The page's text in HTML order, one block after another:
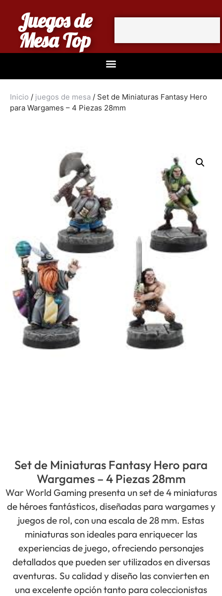
Juegos de
Mesa Top
Inicio / juegos de mesa / Set de Miniaturas Fantasy Hero
para Wargames – 4 Piezas 28mm
Set de Miniaturas Fantasy Hero para
Wargames – 4 Piezas 28mm
War World Gaming presenta un set de 4 miniaturas
de héroes fantásticos, diseñadas para wargames y
juegos de rol, con una escala de 28 mm. Estas
miniaturas son ideales para enriquecer las
experiencias de juego, ofreciendo personajes
detallados que pueden ser utilizados en diversas
aventuras. Su calidad y diseño las convierten en
una excelente opción tanto para coleccionistas